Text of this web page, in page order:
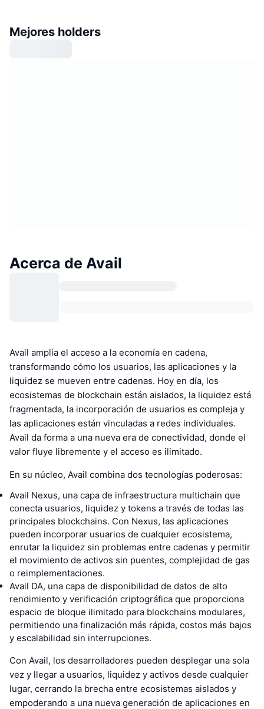
Mejores holders
Acerca de Avail
Avail amplía el acceso a la economía en cadena,
transformando cómo los usuarios, las aplicaciones y la
liquidez se mueven entre cadenas. Hoy en día, los
ecosistemas de blockchain están aislados, la liquidez está
fragmentada, la incorporación de usuarios es compleja y
las aplicaciones están vinculadas a redes individuales.
Avail da forma a una nueva era de conectividad, donde el
valor fluye libremente y el acceso es ilimitado.
En su núcleo, Avail combina dos tecnologías poderosas:
Avail Nexus, una capa de infraestructura multichain que
conecta usuarios, liquidez y tokens a través de todas las
principales blockchains. Con Nexus, las aplicaciones
pueden incorporar usuarios de cualquier ecosistema,
enrutar la liquidez sin problemas entre cadenas y permitir
el movimiento de activos sin puentes, complejidad de gas
o reimplementaciones.
Avail DA, una capa de disponibilidad de datos de alto
rendimiento y verificación criptográfica que proporciona
espacio de bloque ilimitado para blockchains modulares,
permitiendo una finalización más rápida, costos más bajos
y escalabilidad sin interrupciones.
Con Avail, los desarrolladores pueden desplegar una sola
vez y llegar a usuarios, liquidez y activos desde cualquier
lugar, cerrando la brecha entre ecosistemas aislados y
empoderando a una nueva generación de aplicaciones en